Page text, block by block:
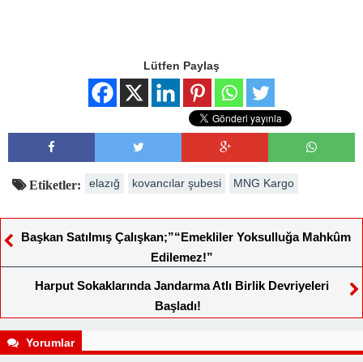
Lütfen Paylaş
Etiketler: elazığ kovancılar şubesi MNG Kargo
Başkan Satılmış Çalışkan;”“Emekliler Yoksulluğa Mahkûm
Edilemez!”
Harput Sokaklarında Jandarma Atlı Birlik Devriyeleri
Başladı!
Yorumlar